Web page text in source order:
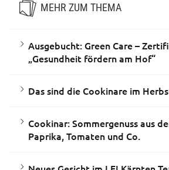
MEHR ZUM THEMA
Ausgebucht: Green Care –
„Gesundheit fördern am Hof“
Das sind die Cookinare im
Cookinar: Sommergenuss aus
Paprika, Tomaten und Co.